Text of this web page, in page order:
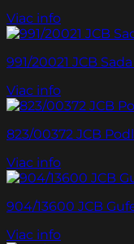
Viac info
991/20021 JCB
Viac info
823/00372 JCB
Viac info
904/13600 JCB
Viac info